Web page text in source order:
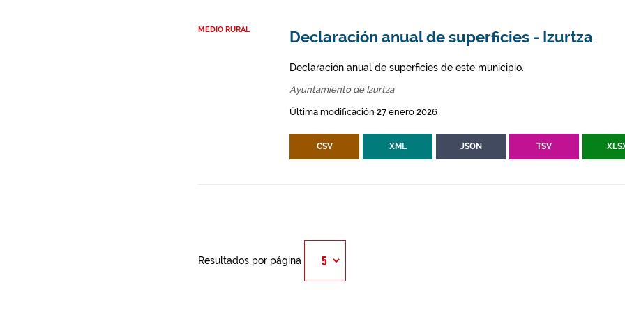
MEDIO RURAL Declaración anual de superficies - Izurtza
Declaración anual de superficies de este municipio.
Ayuntamiento de Izurtza
Última modificación 27 enero 2026
CSV XML JSON TSV
Resultados por página